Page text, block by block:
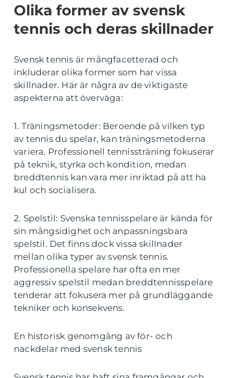
Olika former av svensk
tennis och deras skillnader
Svensk tennis är mångfacetterad och
inkluderar olika former som har vissa
skillnader. Här är några av de viktigaste
aspekterna att överväga:
1. Träningsmetoder: Beroende på vilken typ
av tennis du spelar, kan träningsmetoderna
variera. Professionell tennissträning fokuserar
på teknik, styrka och kondition, medan
breddtennis kan vara mer inriktad på att ha
kul och socialisera.
2. Spelstil: Svenska tennisspelare är kända för
sin mångsidighet och anpassningsbara
spelstil. Det finns dock vissa skillnader
mellan olika typer av svensk tennis.
Professionella spelare har ofta en mer
aggressiv spelstil medan breddtennisspelare
tenderar att fokusera mer på grundläggande
tekniker och konsekvens.
En historisk genomgång av för- och
nackdelar med svensk tennis